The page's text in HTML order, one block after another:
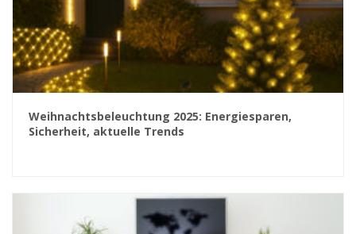
Weihnachtsbeleuchtung 2025: Energiesparen,
Sicherheit, aktuelle Trends